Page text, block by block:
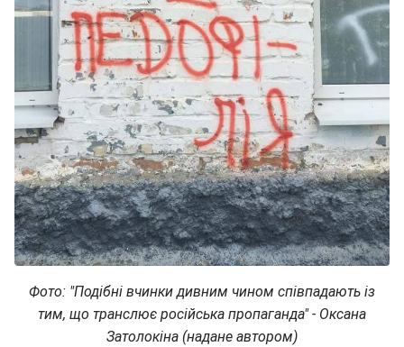
Фото: "Подібні вчинки дивним чином співпадають із
тим, що транслює російська пропаганда" - Оксана
Затолокіна (надане автором)